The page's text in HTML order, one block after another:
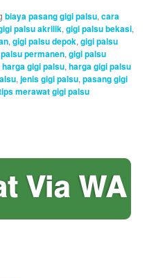
biaya pasang gigi palsu,cara
palsu akrilik,gigi palsu bekasi,
,gigi palsu depok,gigi palsu
permanen,gigi palsu
harga gigi palsu,harga gigi palsu
,jenis gigi palsu,pasang gigi
merawat gigi palsu